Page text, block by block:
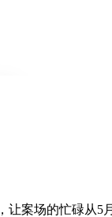
场的忙碌从5